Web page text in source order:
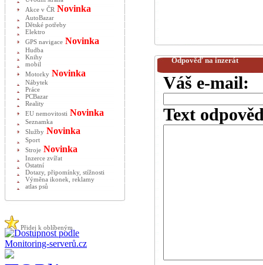
Odpověď na inzerát
Váš e-mail:
Text
Akce v ČR Novinka
AutoBazar
Dětské potřeby
Elektro
GPS navigace Novinka
Hudba
Knihy
mobil
Motorky Novinka
Nábytek
Práce
PCBazar
Reality
EU nemovitosti Novinka
Seznamka
Služby Novinka
Sport
Stroje Novinka
Inzerce zvířat
Ostatní
Dotazy, připomínky, stížnosti
Výměna ikonek, reklamy
atlas psů
Přidej k oblíbeným